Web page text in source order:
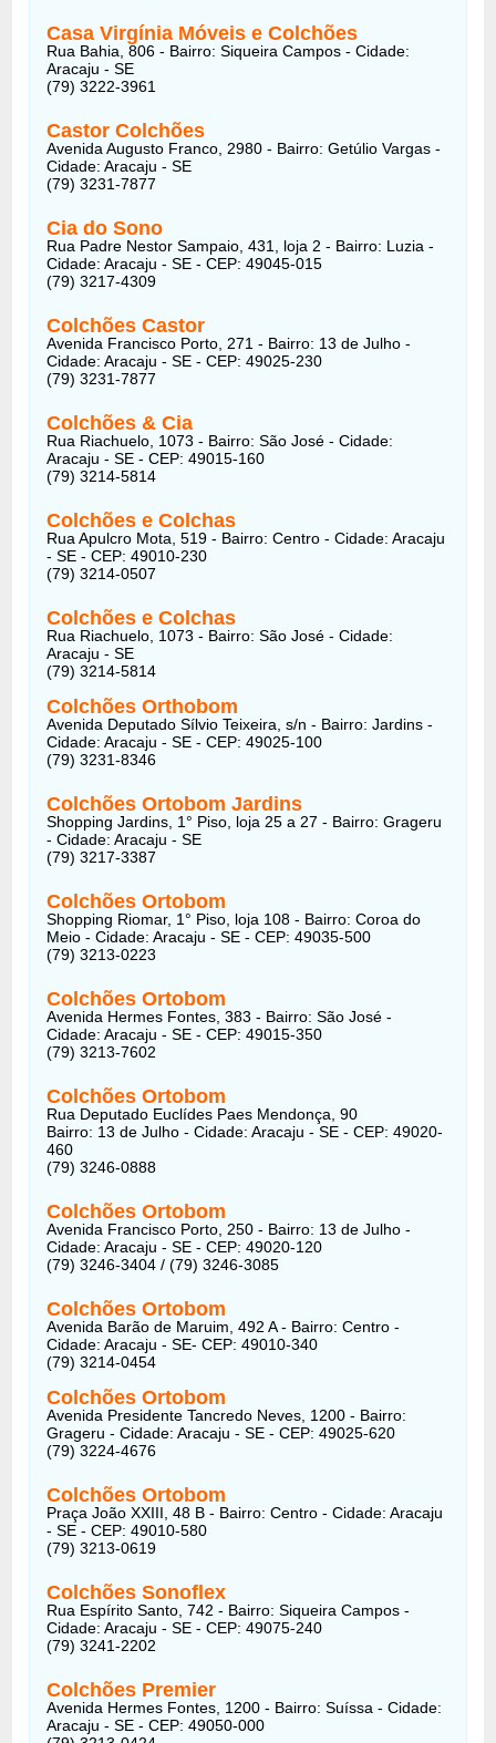
Casa Virgínia Móveis e Colchões
Rua Bahia, 806 - Bairro: Siqueira Campos - Cidade:
Aracaju - SE
(79) 3222-3961
Castor Colchões
Avenida Augusto Franco, 2980 - Bairro: Getúlio Vargas -
Cidade: Aracaju - SE
(79) 3231-7877
Cia do Sono
Rua Padre Nestor Sampaio, 431, loja 2 - Bairro: Luzia -
Cidade: Aracaju - SE - CEP: 49045-015
(79) 3217-4309
Colchões Castor
Avenida Francisco Porto, 271 - Bairro: 13 de Julho -
Cidade: Aracaju - SE - CEP: 49025-230
(79) 3231-7877
Colchões & Cia
Rua Riachuelo, 1073 - Bairro: São José - Cidade:
Aracaju - SE - CEP: 49015-160
(79) 3214-5814
Colchões e Colchas
Rua Apulcro Mota, 519 - Bairro: Centro - Cidade: Aracaju
- SE - CEP: 49010-230
(79) 3214-0507
Colchões e Colchas
Rua Riachuelo, 1073 - Bairro: São José - Cidade:
Aracaju - SE
(79) 3214-5814
Colchões Orthobom
Avenida Deputado Sílvio Teixeira, s/n - Bairro: Jardins -
Cidade: Aracaju - SE - CEP: 49025-100
(79) 3231-8346
Colchões Ortobom Jardins
Shopping Jardins, 1° Piso, loja 25 a 27 - Bairro: Grageru
- Cidade: Aracaju - SE
(79) 3217-3387
Colchões Ortobom
Shopping Riomar, 1° Piso, loja 108 - Bairro: Coroa do
Meio - Cidade: Aracaju - SE - CEP: 49035-500
(79) 3213-0223
Colchões Ortobom
Avenida Hermes Fontes, 383 - Bairro: São José -
Cidade: Aracaju - SE - CEP: 49015-350
(79) 3213-7602
Colchões Ortobom
Rua Deputado Euclídes Paes Mendonça, 90
Bairro: 13 de Julho - Cidade: Aracaju - SE - CEP: 49020-
460
(79) 3246-0888
Colchões Ortobom
Avenida Francisco Porto, 250 - Bairro: 13 de Julho -
Cidade: Aracaju - SE - CEP: 49020-120
(79) 3246-3404 / (79) 3246-3085
Colchões Ortobom
Avenida Barão de Maruim, 492 A - Bairro: Centro -
Cidade: Aracaju - SE- CEP: 49010-340
(79) 3214-0454
Colchões Ortobom
Avenida Presidente Tancredo Neves, 1200 - Bairro:
Grageru - Cidade: Aracaju - SE - CEP: 49025-620
(79) 3224-4676
Colchões Ortobom
Praça João XXIII, 48 B - Bairro: Centro - Cidade: Aracaju
- SE - CEP: 49010-580
(79) 3213-0619
Colchões Sonoflex
Rua Espírito Santo, 742 - Bairro: Siqueira Campos -
Cidade: Aracaju - SE - CEP: 49075-240
(79) 3241-2202
Colchões Premier
Avenida Hermes Fontes, 1200 - Bairro: Suíssa - Cidade:
Aracaju - SE - CEP: 49050-000